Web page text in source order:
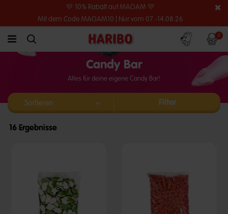
💛 10% Rabatt auf MAOAM 💛
Mit dem Code MAOAM10 | Nur vom 07.-14.08.26
link.header.menu.label
simplesearch.search.label
Konto 0
Candy Bar
Alles für deine eigene Candy Bar!
Filter
16 Ergebnisse